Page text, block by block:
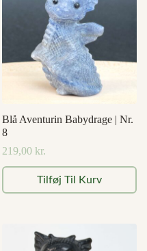
Blå Aventurin Babydrage | Nr.
8
219,00 kr.
Tilføj Til Kurv